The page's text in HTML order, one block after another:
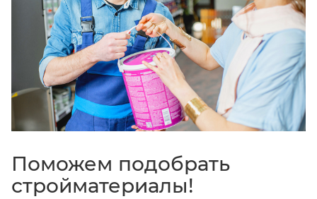
Поможем подобрать
стройматериалы!